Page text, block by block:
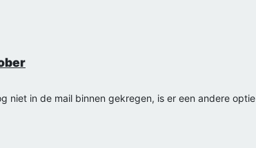
niet in de mail binnen gekregen, is er een andere